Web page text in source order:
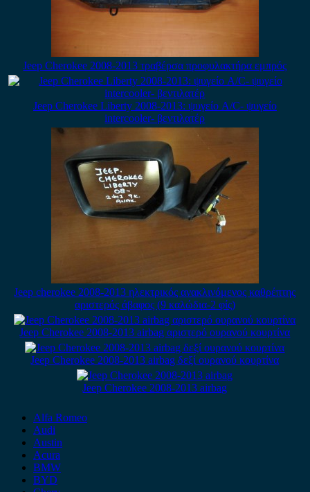
Jeep Cherokee 2008-2013 τραβέρσα προφυλακτήρα εμπρός
Jeep Cherokee Liberty 2008-2013: ψυγείο A/C- ψυγείο
intercooler- βεντιλατέρ
Jeep cherokee 2008-2013 ηλεκτρικός ανακλινόμενος καθρέπτης
αριστερός άβαφος (9 καλώδια-2 φίς)
Jeep Cherokee 2008-2013 airbag αριστερό ουρανού κουρτίνα
Jeep Cherokee 2008-2013 airbag δεξί ουρανού κουρτίνα
Jeep Cherokee 2008-2013 airbag
Alfa Romeo
Audi
Austin
Acura
BMW
BYD